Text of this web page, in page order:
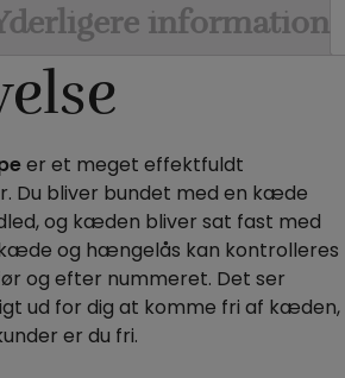
information
er et meget effektfuldt
Du bliver bundet med en kæde
og kæden bliver sat fast med
og hængelås kan kontrolleres
og efter nummeret. Det ser
ud for dig at komme fri af kæden,
er du fri.